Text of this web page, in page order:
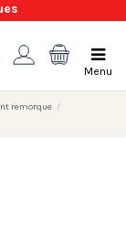
Menu
remorque